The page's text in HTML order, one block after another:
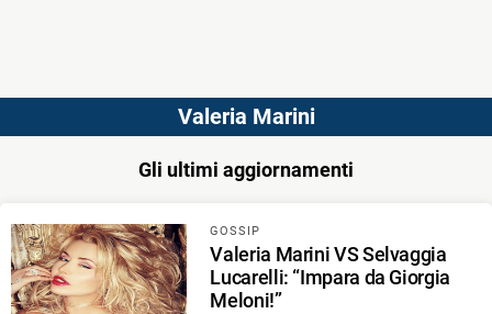
Valeria Marini
Gli ultimi aggiornamenti
GOSSIP
Valeria Marini VS Selvaggia
Lucarelli: “Impara da Giorgia
Meloni!”